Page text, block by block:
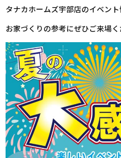
タナカホームズ宇部店のイベント
お家づくりの参考にぜひご来場く